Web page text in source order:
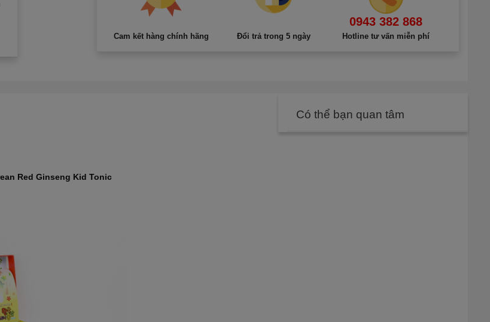
Cam kết hàng chính hãng Đổi trả trong 5 ngày
0943 382 868
Hotline tư vấn miễn phí
Red Ginseng Kid Tonic
Có thể bạn quan tâm